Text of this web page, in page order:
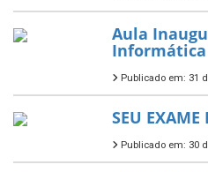
Aula
Informática
Publicado em: 31
SEU EXAME
Publicado em: 30